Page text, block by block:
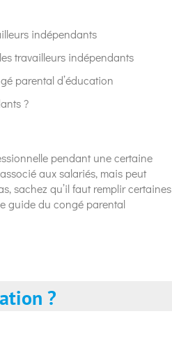
indépendants
travailleurs indépendants
parental d’éducation
?
pendant une certaine
aux salariés, mais peut
sachez qu’il faut remplir certaines
guide du congé parental
?